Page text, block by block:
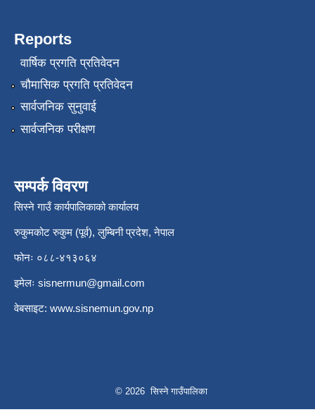
Reports
वार्षिक प्रगति प्रतिवेदन
चौमासिक प्रगति प्रतिवेदन
सार्वजनिक सुनुवाई
सार्वजनिक परीक्षण
सम्पर्क विवरण
सिस्ने गाउँ कार्यपालिकाको कार्यालय
रुकुमकोट रुकुम (पूर्व), लुम्बिनी प्रदेश, नेपाल
फोनः ०८८-४१३०६४
इमेलः sisnermun@gmail.com
वेबसाइट: www.sisnemun.gov.np
© 2026 सिस्ने गाउँपालिका